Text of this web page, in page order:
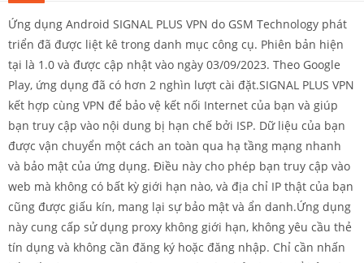
Ứng dụng Android SIGNAL PLUS VPN do GSM Technology phát
triển đã được liệt kê trong danh mục công cụ. Phiên bản hiện
tại là 1.0 và được cập nhật vào ngày 03/09/2023. Theo Google
Play, ứng dụng đã có hơn 2 nghìn lượt cài đặt.SIGNAL PLUS VPN
kết hợp cùng VPN để bảo vệ kết nối Internet của bạn và giúp
bạn truy cập vào nội dung bị hạn chế bởi ISP. Dữ liệu của bạn
được vận chuyển một cách an toàn qua hạ tầng mạng nhanh
và bảo mật của ứng dụng. Điều này cho phép bạn truy cập vào
web mà không có bất kỳ giới hạn nào, và địa chỉ IP thật của bạn
cũng được giấu kín, mang lại sự bảo mật và ẩn danh.Ứng dụng
này cung cấp sử dụng proxy không giới hạn, không yêu cầu thẻ
tín dụng và không cần đăng ký hoặc đăng nhập. Chỉ cần nhấn